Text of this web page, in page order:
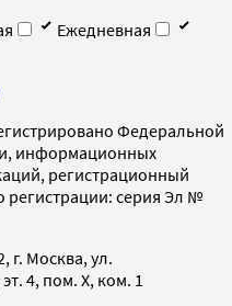
Ежедневная
Федеральной
информационных
регистрационный
регистрации: серия Эл №
г. Москва, ул.
4, пом. X, ком. 1